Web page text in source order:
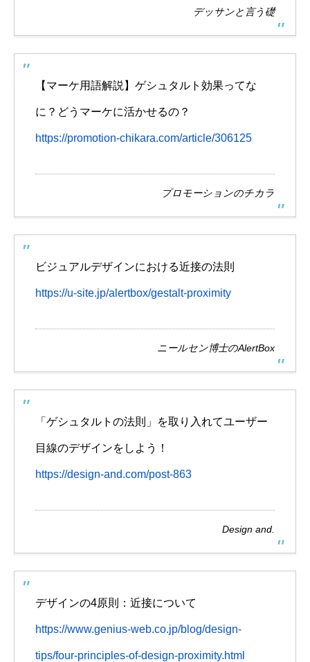
デッサンと言う礎
【マーケ用語解説】ゲシュタルト効果ってな
に？どうマーケに活かせるの？
https://promotion-chikara.com/article/306125
プロモーションのチカラ
ビジュアルデザインにおける近接の法則
https://u-site.jp/alertbox/gestalt-proximity
ニールセン博士のAlertBox
「ゲシュタルトの法則」を取り入れてユーザー
目線のデザインをしよう！
https://design-and.com/post-863
Design and.
デザインの4原則：近接について
https://www.genius-web.co.jp/blog/design-
tips/four-principles-of-design-proximity.html